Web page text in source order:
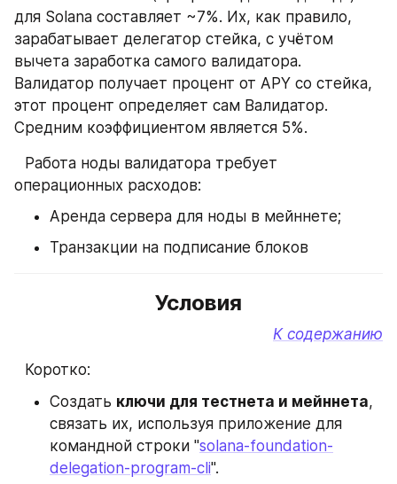
для Solana составляет ~7%. Их, как правило,
зарабатывает делегатор стейка, с учётом
вычета заработка самого валидатора.
Валидатор получает процент от APY со стейка,
этот процент определяет сам Валидатор.
Средним коэффициентом является 5%.
Работа ноды валидатора требует
операционных расходов:
Аренда сервера для ноды в мейннете;
Транзакции на подписание блоков
Условия
К содержанию
Коротко:
Создать ключи для тестнета и мейннета,
связать их, используя приложение для
командной строки "solana-foundation-
delegation-program-cli".